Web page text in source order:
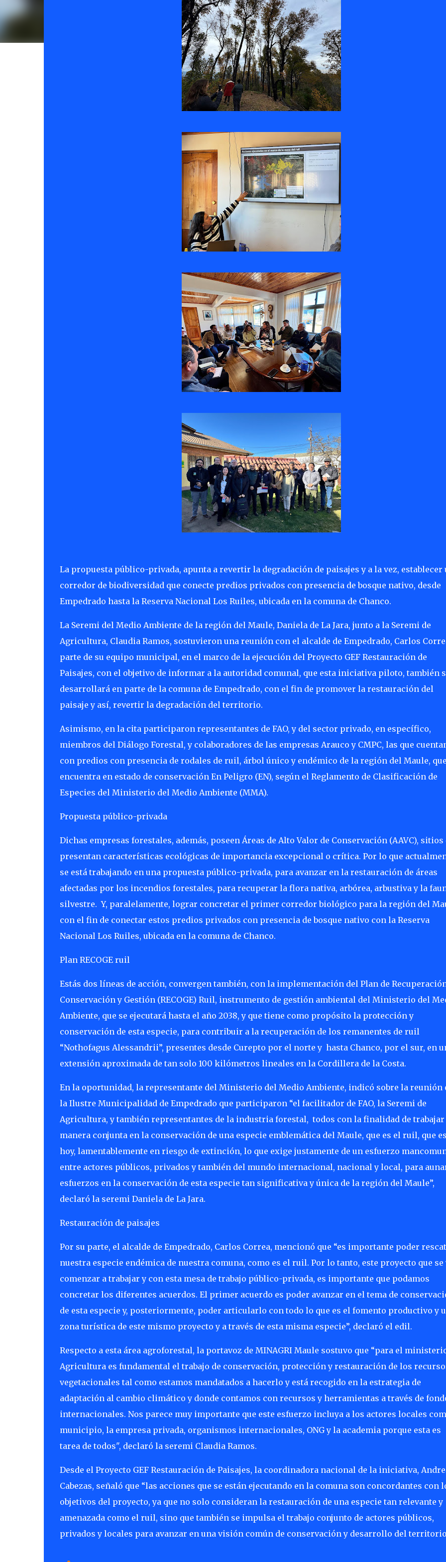
La propuesta público-privada, apunta a revertir la degradación de paisajes y a la vez, establecer
corredor de biodiversidad que conecte predios privados con presencia de bosque nativo, desde
Empedrado hasta la Reserva Nacional Los Ruiles, ubicada en la comuna de Chanco.
La Seremi del Medio Ambiente de la región del Maule, Daniela de La Jara, junto a la Seremi de
Agricultura, Claudia Ramos, sostuvieron una reunión con el alcalde de Empedrado, Carlos
parte de su equipo municipal, en el marco de la ejecución del Proyecto GEF Restauración de
Paisajes, con el objetivo de informar a la autoridad comunal, que esta iniciativa piloto, también
desarrollará en parte de la comuna de Empedrado, con el fin de promover la restauración del
paisaje y así, revertir la degradación del territorio.
Asimismo, en la cita participaron representantes de FAO, y del sector privado, en específico,
miembros del Diálogo Forestal, y colaboradores de las empresas Arauco y CMPC, las que
con predios con presencia de rodales de ruil, árbol único y endémico de la región del Maule,
encuentra en estado de conservación En Peligro (EN), según el Reglamento de Clasificación de
Especies del Ministerio del Medio Ambiente (MMA).
Propuesta público-privada
Dichas empresas forestales, además, poseen Áreas de Alto Valor de Conservación (AAVC), sitios
presentan características ecológicas de importancia excepcional o crítica. Por lo que
se está trabajando en una propuesta público-privada, para avanzar en la restauración de áreas
afectadas por los incendios forestales, para recuperar la flora nativa, arbórea, arbustiva y la
silvestre. Y, paralelamente, lograr concretar el primer corredor biológico para la región del
con el fin de conectar estos predios privados con presencia de bosque nativo con la Reserva
Nacional Los Ruiles, ubicada en la comuna de Chanco.
Plan RECOGE ruil
Estás dos líneas de acción, convergen también, con la implementación del Plan de
Conservación y Gestión (RECOGE) Ruil, instrumento de gestión ambiental del Ministerio del
Ambiente, que se ejecutará hasta el año 2038, y que tiene como propósito la protección y
conservación de esta especie, para contribuir a la recuperación de los remanentes de ruil
“Nothofagus Alessandrii”, presentes desde Curepto por el norte y hasta Chanco, por el sur, en
extensión aproximada de tan solo 100 kilómetros lineales en la Cordillera de la Costa.
En la oportunidad, la representante del Ministerio del Medio Ambiente, indicó sobre la reunión
la Ilustre Municipalidad de Empedrado que participaron “el facilitador de FAO, la Seremi de
Agricultura, y también representantes de la industria forestal, todos con la finalidad de trabajar
manera conjunta en la conservación de una especie emblemática del Maule, que es el ruil, que
hoy, lamentablemente en riesgo de extinción, lo que exige justamente de un esfuerzo
entre actores públicos, privados y también del mundo internacional, nacional y local, para
esfuerzos en la conservación de esta especie tan significativa y única de la región del Maule”,
declaró la seremi Daniela de La Jara.
Restauración de paisajes
Por su parte, el alcalde de Empedrado, Carlos Correa, mencionó que “es importante poder
nuestra especie endémica de nuestra comuna, como es el ruil. Por lo tanto, este proyecto que se
comenzar a trabajar y con esta mesa de trabajo público-privada, es importante que podamos
concretar los diferentes acuerdos. El primer acuerdo es poder avanzar en el tema de
de esta especie y, posteriormente, poder articularlo con todo lo que es el fomento productivo y
zona turística de este mismo proyecto y a través de esta misma especie”, declaró el edil.
Respecto a esta área agroforestal, la portavoz de MINAGRI Maule sostuvo que “para el
Agricultura es fundamental el trabajo de conservación, protección y restauración de los
vegetacionales tal como estamos mandatados a hacerlo y está recogido en la estrategia de
adaptación al cambio climático y donde contamos con recursos y herramientas a través de
internacionales. Nos parece muy importante que este esfuerzo incluya a los actores locales
municipio, la empresa privada, organismos internacionales, ONG y la academia porque esta es
tarea de todos", declaró la seremi Claudia Ramos.
Desde el Proyecto GEF Restauración de Paisajes, la coordinadora nacional de la iniciativa,
Cabezas, señaló que “las acciones que se están ejecutando en la comuna son concordantes con
objetivos del proyecto, ya que no solo consideran la restauración de una especie tan relevante y
amenazada como el ruil, sino que también se impulsa el trabajo conjunto de actores públicos,
privados y locales para avanzar en una visión común de conservación y desarrollo del